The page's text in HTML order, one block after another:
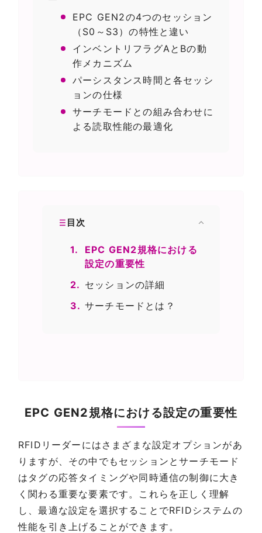
EPC GEN2の4つのセッション
（S0～S3）の特性と違い
インベントリフラグAとBの動
作メカニズム
パーシスタンス時間と各セッシ
ョンの仕様
サーチモードとの組み合わせに
よる読取性能の最適化
目次
1.
EPC GEN2規格における
設定の重要性
2. セッションの詳細
3. サーチモードとは？
EPC GEN2規格における設定の重要性
RFIDリーダーにはさまざまな設定オプションがあ
りますが、その中でもセッションとサーチモード
はタグの応答タイミングや同時通信の制御に大き
く関わる重要な要素です。これらを正しく理解
し、最適な設定を選択することでRFIDシステムの
性能を引き上げることができます。